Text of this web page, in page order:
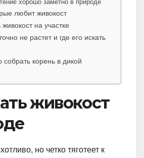
хорошо заметно в природе
любит живокост
на участке
не растет и где его искать
собрать корень в дикой
живокост
но четко тяготеет к